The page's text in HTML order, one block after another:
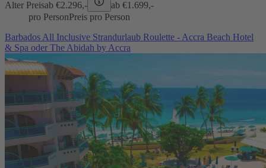
Alter Preisab €2.296,- ab €1.699,-
pro PersonPreis pro Person
Barbados All Inclusive Strandurlaub Roulette - Accra Beach Hotel
& Spa oder The Abidah by Accra